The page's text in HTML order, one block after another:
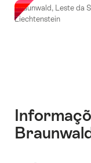
Braunwald, Leste da
Liechtenstein